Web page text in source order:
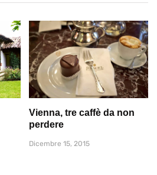
Vienna, tre caffè da non
perdere
Dicembre 15, 2015